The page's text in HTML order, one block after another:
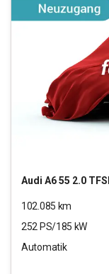
Audi A6 55 2.0 TFSI e
102.085 km
252 PS/185 kW
Automatik